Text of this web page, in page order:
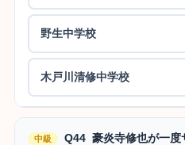
野生中学校
木戸川清修中学校
中級 Q44 豪炎寺修也が一度